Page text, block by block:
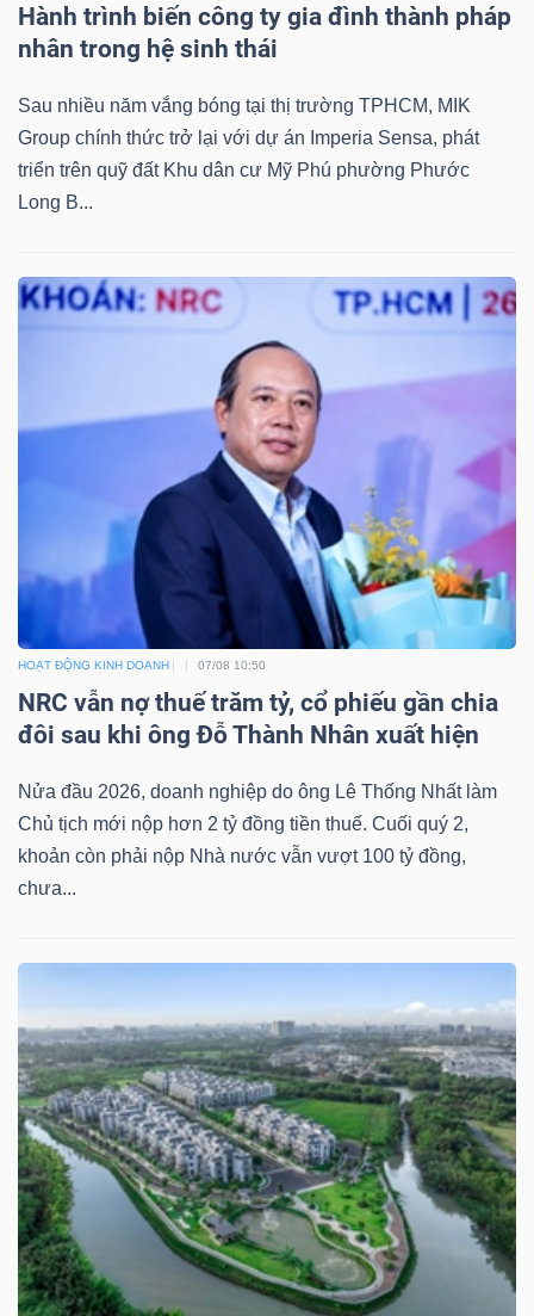
Hành trình biến công ty gia đình thành pháp
nhân trong hệ sinh thái
Sau nhiều năm vắng bóng tại thị trường TPHCM, MIK
Group chính thức trở lại với dự án Imperia Sensa, phát
triển trên quỹ đất Khu dân cư Mỹ Phú phường Phước
Long B...
HOẠT ĐỘNG KINH DOANH 07/08 10:50
NRC vẫn nợ thuế trăm tỷ, cổ phiếu gần chia
đôi sau khi ông Đỗ Thành Nhân xuất hiện
Nửa đầu 2026, doanh nghiệp do ông Lê Thống Nhất làm
Chủ tịch mới nộp hơn 2 tỷ đồng tiền thuế. Cuối quý 2,
khoản còn phải nộp Nhà nước vẫn vượt 100 tỷ đồng,
chưa...
tạo
Sách
tài
cụ
Truyền
thông
tài
chính
Dữ